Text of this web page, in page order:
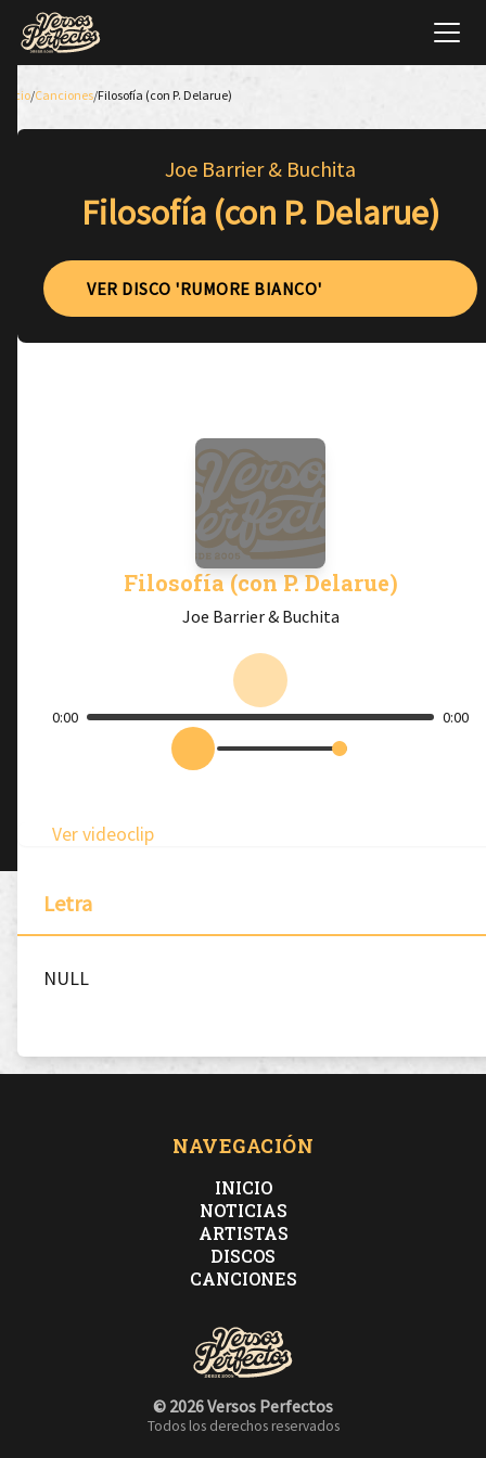
Inicio/Canciones/Filosofía (con P. Delarue)
Joe Barrier & Buchita
Filosofía (con P. Delarue)
VER DISCO 'RUMORE BIANCO'
Filosofía (con P. Delarue)
Joe Barrier & Buchita
0:00 0:00
Ver videoclip
Letra
NULL
NAVEGACIÓN
INICIO
NOTICIAS
ARTISTAS
DISCOS
CANCIONES
© 2026 Versos Perfectos
Todos los derechos reservados